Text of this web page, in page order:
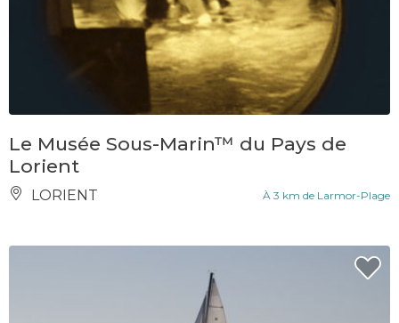
Le Musée Sous-Marin™ du Pays de
Lorient
LORIENT À 3 km de Larmor-Plage